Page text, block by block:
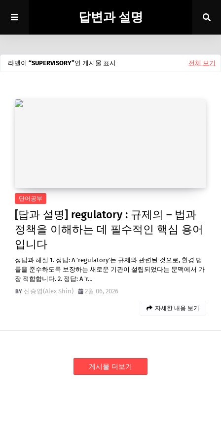
답변과 설명
라벨이 SUPERVISORY 인 게시물 표시 전체 보기
단어공부
[답과 설명] regulatory : 규제의 – 법과
정책을 이해하는 데 필수적인 핵심 용어
입니다
정답과 해설 1. 정답: A 'regulatory'는 규제와 관련된 것으로, 환경 법
률을 준수하도록 보장하는 새로운 기관이 설립되었다는 문맥에서 가
장 적합합니다. 2. 정답: A 'r…
신승엽(Alex Shin)
2월 06, 2026
자세한 내용 보기
게시물 더보기